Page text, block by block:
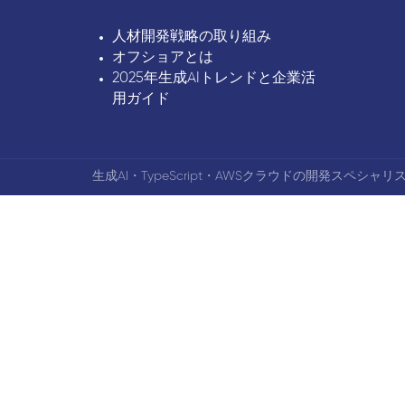
人材開発戦略の取り組み
オフショアとは
2025年生成AIトレンドと企業活
用ガイド
生成AI・TypeScript・AWSクラウドの開発スペシャリ